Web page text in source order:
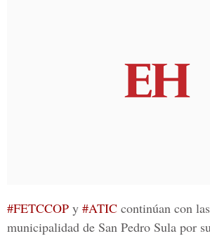
#FETCCOP y #ATIC continúan con
municipalidad de San Pedro Sula por